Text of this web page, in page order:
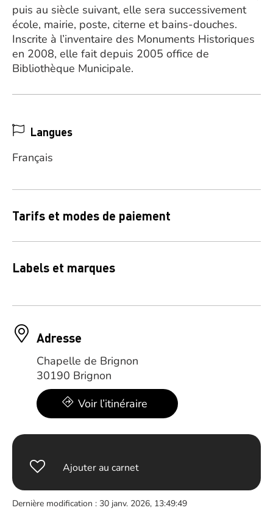
puis au siècle suivant, elle sera successivement
école, mairie, poste, citerne et bains-douches.
Inscrite à l’inventaire des Monuments Historiques
en 2008, elle fait depuis 2005 office de
Bibliothèque Municipale.
Langues
Français
Tarifs et modes de paiement
Labels et marques
Adresse
Chapelle de Brignon
30190 Brignon
Voir l’itinéraire
Ajouter au carnet
Dernière modification : 30 janv. 2026, 13:49:49